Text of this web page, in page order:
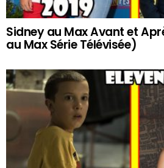
Sidney au Max Avant et
au Max Série Télévisée)